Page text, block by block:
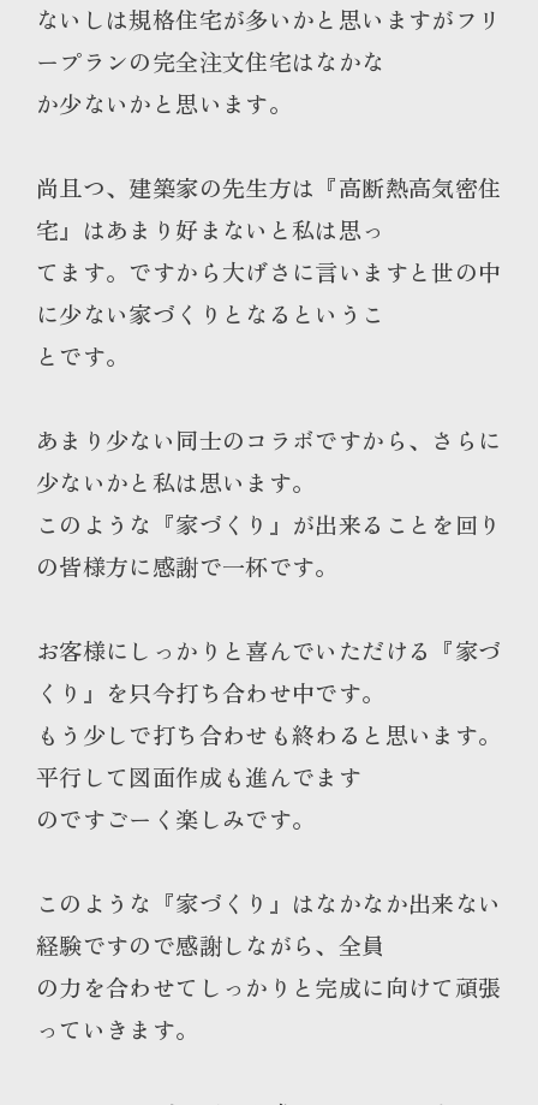
ないしは規格住宅が多いかと思いますがフリ
ープランの完全注文住宅はなかな
か少ないかと思います。
尚且つ、建築家の先生方は『高断熱高気密住
宅』はあまり好まないと私は思っ
てます。ですから大げさに言いますと世の中
に少ない家づくりとなるというこ
とです。
あまり少ない同士のコラボですから、さらに
少ないかと私は思います。
このような『家づくり』が出来ることを回り
の皆様方に感謝で一杯です。
お客様にしっかりと喜んでいただける『家づ
くり』を只今打ち合わせ中です。
もう少しで打ち合わせも終わると思います。
平行して図面作成も進んでます
のですごーく楽しみです。
このような『家づくり』はなかなか出来ない
経験ですので感謝しながら、全員
の力を合わせてしっかりと完成に向けて頑張
っていきます。